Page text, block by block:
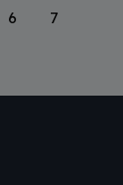
Page
6 Page
7